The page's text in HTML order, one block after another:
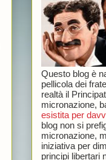
Questo blog è
pellicola dei
realtà il
micronazione,
esistita per
blog non si
micronazione,
iniziativa per
principi libertari